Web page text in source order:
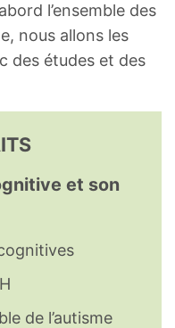
l’ensemble des
nous allons les
des études et des
et son
de l’autisme